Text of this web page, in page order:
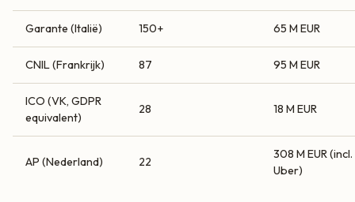
Garante (Italië) 150+ 65 M EUR
CNIL (Frankrijk) 87 95 M EUR
ICO (VK, GDPR
equivalent)
28 18 M EUR
AP (Nederland) 22
308 M EUR (incl.
Uber)